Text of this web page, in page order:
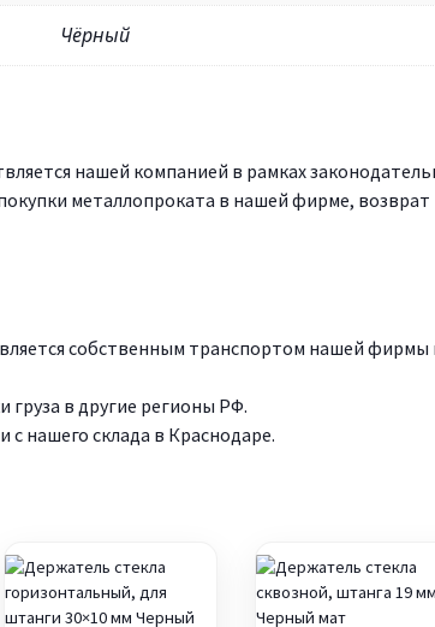
Чёрный
нашей компанией в рамках
металлопроката в нашей фирме, возврат
собственным транспортом нашей фирмы
в другие регионы РФ.
нашего склада в Краснодаре.